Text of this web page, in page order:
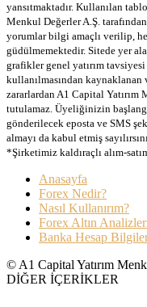
yansıtmaktadır. Kullanılan
Menkul Değerler A.Ş.
yorumlar bilgi amaçlı verilip,
güdülmemektedir. Sitede yer
grafikler genel yatırım
kullanılmasından
zararlardan A1 Capital
tutulamaz. Üyeliğinizin
gönderilecek eposta ve SMS
almayı da kabul etmiş
*Şirketimiz kaldıraçlı alım-
Anasayfa
Forex Nedir?
Nasıl Kullanırım?
Forex Altın
Banka Hesap
© A1 Capital Yatırım
DİĞER İÇERİKLER